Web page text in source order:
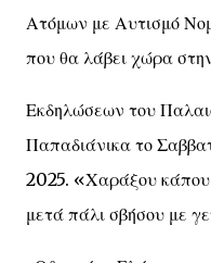
Ατόμων με Αυτισμό
που θα λάβει χώρα
Εκδηλώσεων του
Παπαδιάνικα το
2025. «Χαράξου κάπου
μετά πάλι σβήσου με